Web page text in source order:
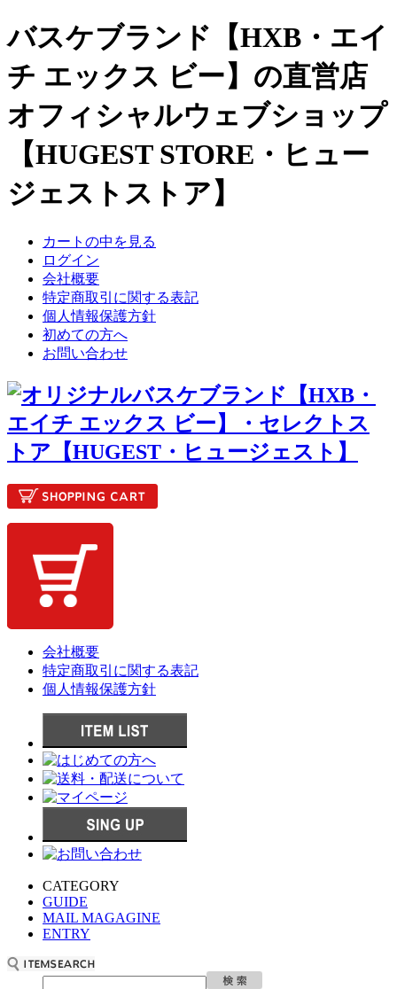
バスケブランド【HXB・エイ
チ エックス ビー】の直営店
オフィシャルウェブショップ
【HUGEST STORE・ヒュー
ジェストストア】
カートの中を見る
ログイン
会社概要
特定商取引に関する表記
個人情報保護方針
初めての方へ
お問い合わせ
会社概要
特定商取引に関する表記
個人情報保護方針
CATEGORY
GUIDE
MAIL MAGAGINE
ENTRY